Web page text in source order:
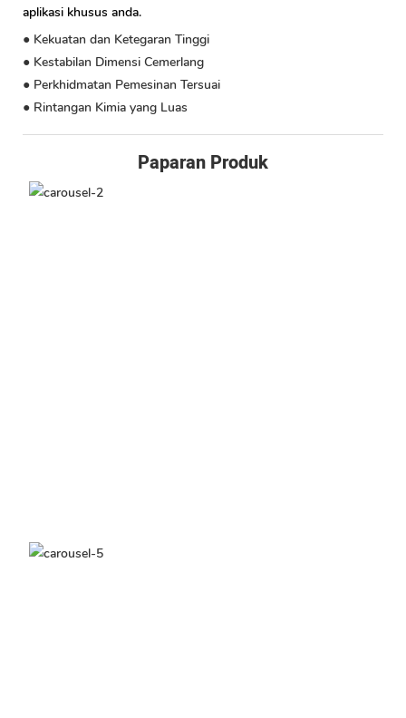
aplikasi khusus anda.
● Kekuatan dan Ketegaran Tinggi
● Kestabilan Dimensi Cemerlang
● Perkhidmatan Pemesinan Tersuai
● Rintangan Kimia yang Luas
Paparan Produk